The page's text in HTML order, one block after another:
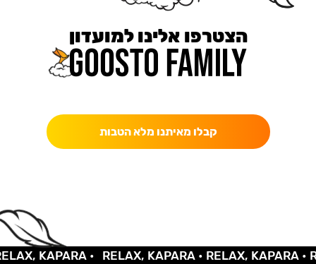
הצטרפו אלינו למועדון
קבלו מאיתנו מלא הטבות
KAPARA • RELAX, KAPARA •RELAX, KAPARA •